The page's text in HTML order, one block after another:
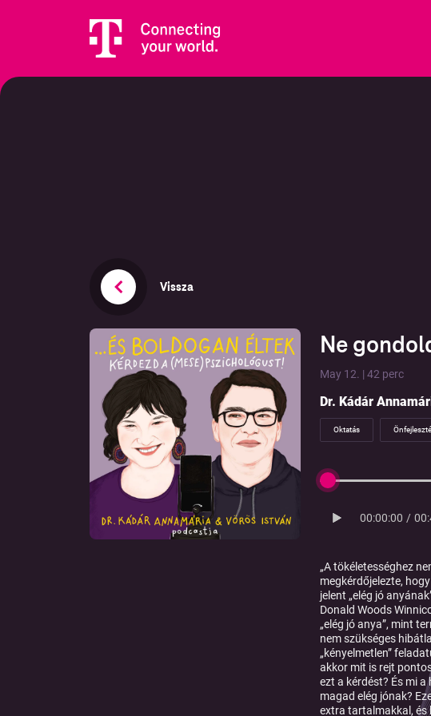
Vissza
Ne
May 12. | 42 perc
Dr. Kádár
Oktatás
00:00:00 /
„A tökéletességhez
megkérdőjelezte,
jelent „elég jó
Donald Woods
„elég jó anya”, mint
nem szükséges
„kényelmetlen”
akkor mit is rejt
ezt a kérdést? És mi
magad elég jónak?
extra tartalmakkal,